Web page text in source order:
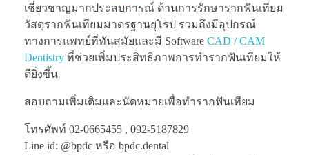
เชี่ยวชาญมากประสบการณ์ ด้านการรักษารากฟันเทียม
วัสดุรากฟันเทียมมาตรฐานยุโรป รวมถึงมีอุปกรณ์
ทางการแพทย์ที่ทันสมัยและมี Software CAD / CAM
Dentistry ที่ช่วยเพิ่มประสิทธิภาพการทำรากฟันเทียมให้
ดียิ่งขึ้น
สอบถามเพิ่มเติมและนัดหมายเพื่อทำรากฟันเทียม
โทรศัพท์ 02-0665455 , 092-5187829
Line id: @bpdc หรือ bpdc.dental